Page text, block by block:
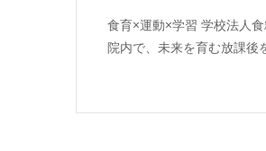
食育×運動×学習 学校法人
院内で、未来を育む放課後